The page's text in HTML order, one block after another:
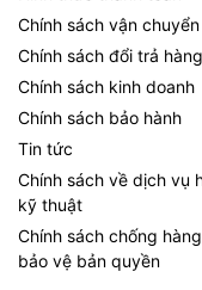
Chính sách vận chuyển
Chính sách đổi trả hàng
Chính sách kinh doanh
Chính sách bảo hành
Tin tức
Chính sách về dịch vụ
kỹ thuật
Chính sách chống
bảo vệ bản quyền